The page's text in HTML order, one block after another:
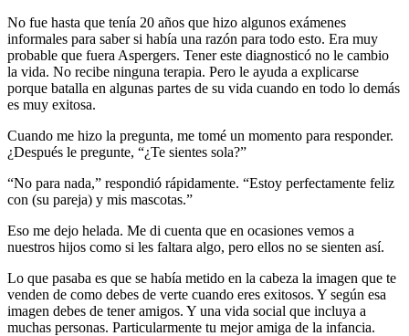
No fue hasta que tenía 20 años que hizo algunos exámenes
informales para saber si había una razón para todo esto. Era muy
probable que fuera Aspergers. Tener este diagnosticó no le cambio
la vida. No recibe ninguna terapia. Pero le ayuda a explicarse
porque batalla en algunas partes de su vida cuando en todo lo demás
es muy exitosa.
Cuando me hizo la pregunta, me tomé un momento para responder.
¿Después le pregunte, “¿Te sientes sola?”
“No para nada,” respondió rápidamente. “Estoy perfectamente feliz
con (su pareja) y mis mascotas.”
Eso me dejo helada. Me di cuenta que en ocasiones vemos a
nuestros hijos como si les faltara algo, pero ellos no se sienten así.
Lo que pasaba es que se había metido en la cabeza la imagen que te
venden de como debes de verte cuando eres exitosos. Y según esa
imagen debes de tener amigos. Y una vida social que incluya a
muchas personas. Particularmente tu mejor amiga de la infancia.